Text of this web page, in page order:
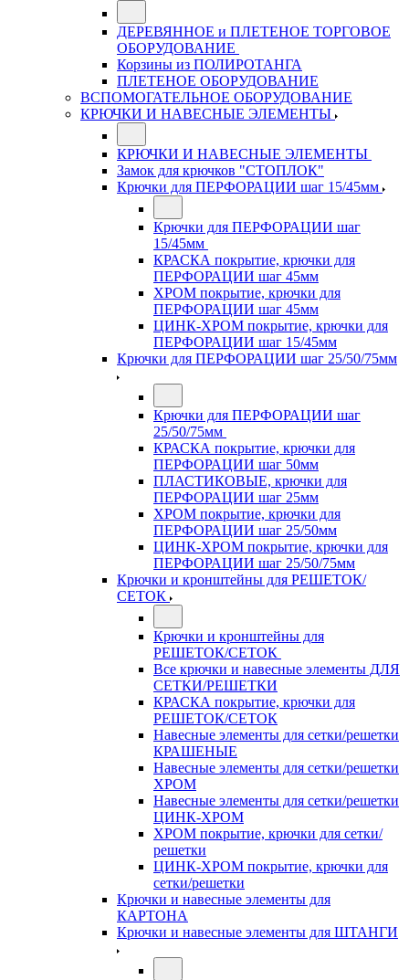
ДЕРЕВЯННОЕ и ПЛЕТЕНОЕ ТОРГОВОЕ
ОБОРУДОВАНИЕ
Корзины из ПОЛИРОТАНГА
ПЛЕТЕНОЕ ОБОРУДОВАНИЕ
ВСПОМОГАТЕЛЬНОЕ ОБОРУДОВАНИЕ
КРЮЧКИ И НАВЕСНЫЕ ЭЛЕМЕНТЫ
КРЮЧКИ И НАВЕСНЫЕ ЭЛЕМЕНТЫ
Замок для крючков "СТОПЛОК"
Крючки для ПЕРФОРАЦИИ шаг 15/45мм
Крючки для ПЕРФОРАЦИИ шаг
15/45мм
КРАСКА покрытие, крючки для
ПЕРФОРАЦИИ шаг 45мм
ХРОМ покрытие, крючки для
ПЕРФОРАЦИИ шаг 45мм
ЦИНК-ХРОМ покрытие, крючки для
ПЕРФОРАЦИИ шаг 15/45мм
Крючки для ПЕРФОРАЦИИ шаг 25/50/75мм
Крючки для ПЕРФОРАЦИИ шаг
25/50/75мм
КРАСКА покрытие, крючки для
ПЕРФОРАЦИИ шаг 50мм
ПЛАСТИКОВЫЕ, крючки для
ПЕРФОРАЦИИ шаг 25мм
ХРОМ покрытие, крючки для
ПЕРФОРАЦИИ шаг 25/50мм
ЦИНК-ХРОМ покрытие, крючки для
ПЕРФОРАЦИИ шаг 25/50/75мм
Крючки и кронштейны для РЕШЕТОК/
СЕТОК
Крючки и кронштейны для
РЕШЕТОК/СЕТОК
Все крючки и навесные элементы ДЛЯ
СЕТКИ/РЕШЕТКИ
КРАСКА покрытие, крючки для
РЕШЕТОК/СЕТОК
Навесные элементы для сетки/решетки
КРАШЕНЫЕ
Навесные элементы для сетки/решетки
ХРОМ
Навесные элементы для сетки/решетки
ЦИНК-ХРОМ
ХРОМ покрытие, крючки для сетки/
решетки
ЦИНК-ХРОМ покрытие, крючки для
сетки/решетки
Крючки и навесные элементы для
КАРТОНА
Крючки и навесные элементы для ШТАНГИ